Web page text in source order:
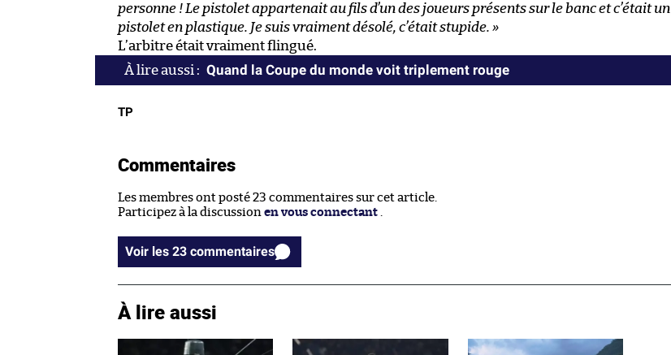
personne ! Le pistolet appartenait au fils d’un des joueurs présents sur le banc et c’était un
pistolet en plastique. Je suis vraiment désolé, c’était stupide. »
L’arbitre était vraiment flingué.
Quand la Coupe du monde voit triplement rouge
TP
Commentaires
Les membres ont posté 23 commentaires sur cet article.
Participez à la discussion en vous connectant
Voir les 23 commentaires
À lire aussi